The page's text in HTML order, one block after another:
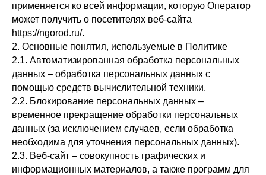
применяется ко всей информации, которую Оператор
может получить о посетителях веб-сайта
https://ngorod.ru/.
2. Основные понятия, используемые в Политике
2.1. Автоматизированная обработка персональных
данных – обработка персональных данных с
помощью средств вычислительной техники.
2.2. Блокирование персональных данных –
временное прекращение обработки персональных
данных (за исключением случаев, если обработка
необходима для уточнения персональных данных).
2.3. Веб-сайт – совокупность графических и
информационных материалов, а также программ для